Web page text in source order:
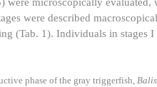
were described
(Tab. 1). Individuals in stages
phase of the gray triggerfish,